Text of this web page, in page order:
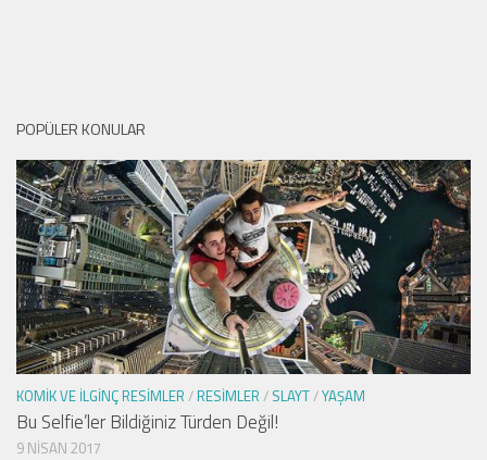
POPÜLER KONULAR
KOMIK VE İLGINÇ RESIMLER / RESIMLER / SLAYT/YAŞAM
Bu Selfie’ler Bildiğiniz Türden Değil!
9 NISAN 2017